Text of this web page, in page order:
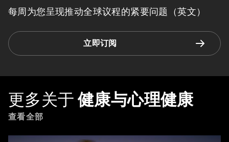
每周为您呈现推动全球议程的紧要问题（英文）
立即订阅
更多关于 健康与心理健康
查看全部